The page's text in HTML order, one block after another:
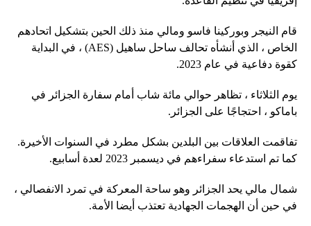
قام النيجر وبوركينا فاسو ومالي منذ ذلك الحين بتشكيل اتحادهم
الخاص ، الذي أنشأه تحالف ساحل ساهيل (AES) ، في البداية
كقوة دفاعية في عام 2023.
يوم الثلاثاء ، تظاهر حوالي مائة شاب أمام سفارة الجزائر في
باماكو ، احتجاجًا على الجزائر.
تفاقمت العلاقات بين البلدين بشكل مطرد في السنوات الأخيرة.
كما تم استدعاء سفراءهم في ديسمبر 2023 لعدة أسابيع.
شمال مالي يحد الجزائر وهو ساحة المعركة في تمرد الانفصالي ،
في حين أن الهجمات الجهادية تعتذب أيضا الأمة.